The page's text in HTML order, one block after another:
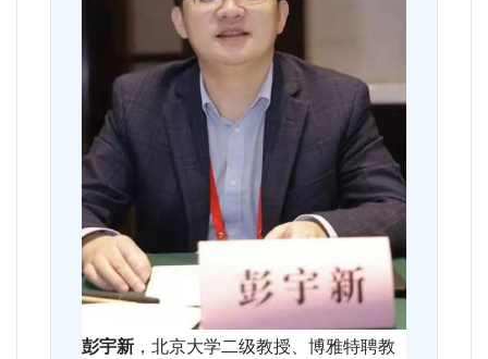
彭宇新 ，北京大学二级教授、博雅特聘教